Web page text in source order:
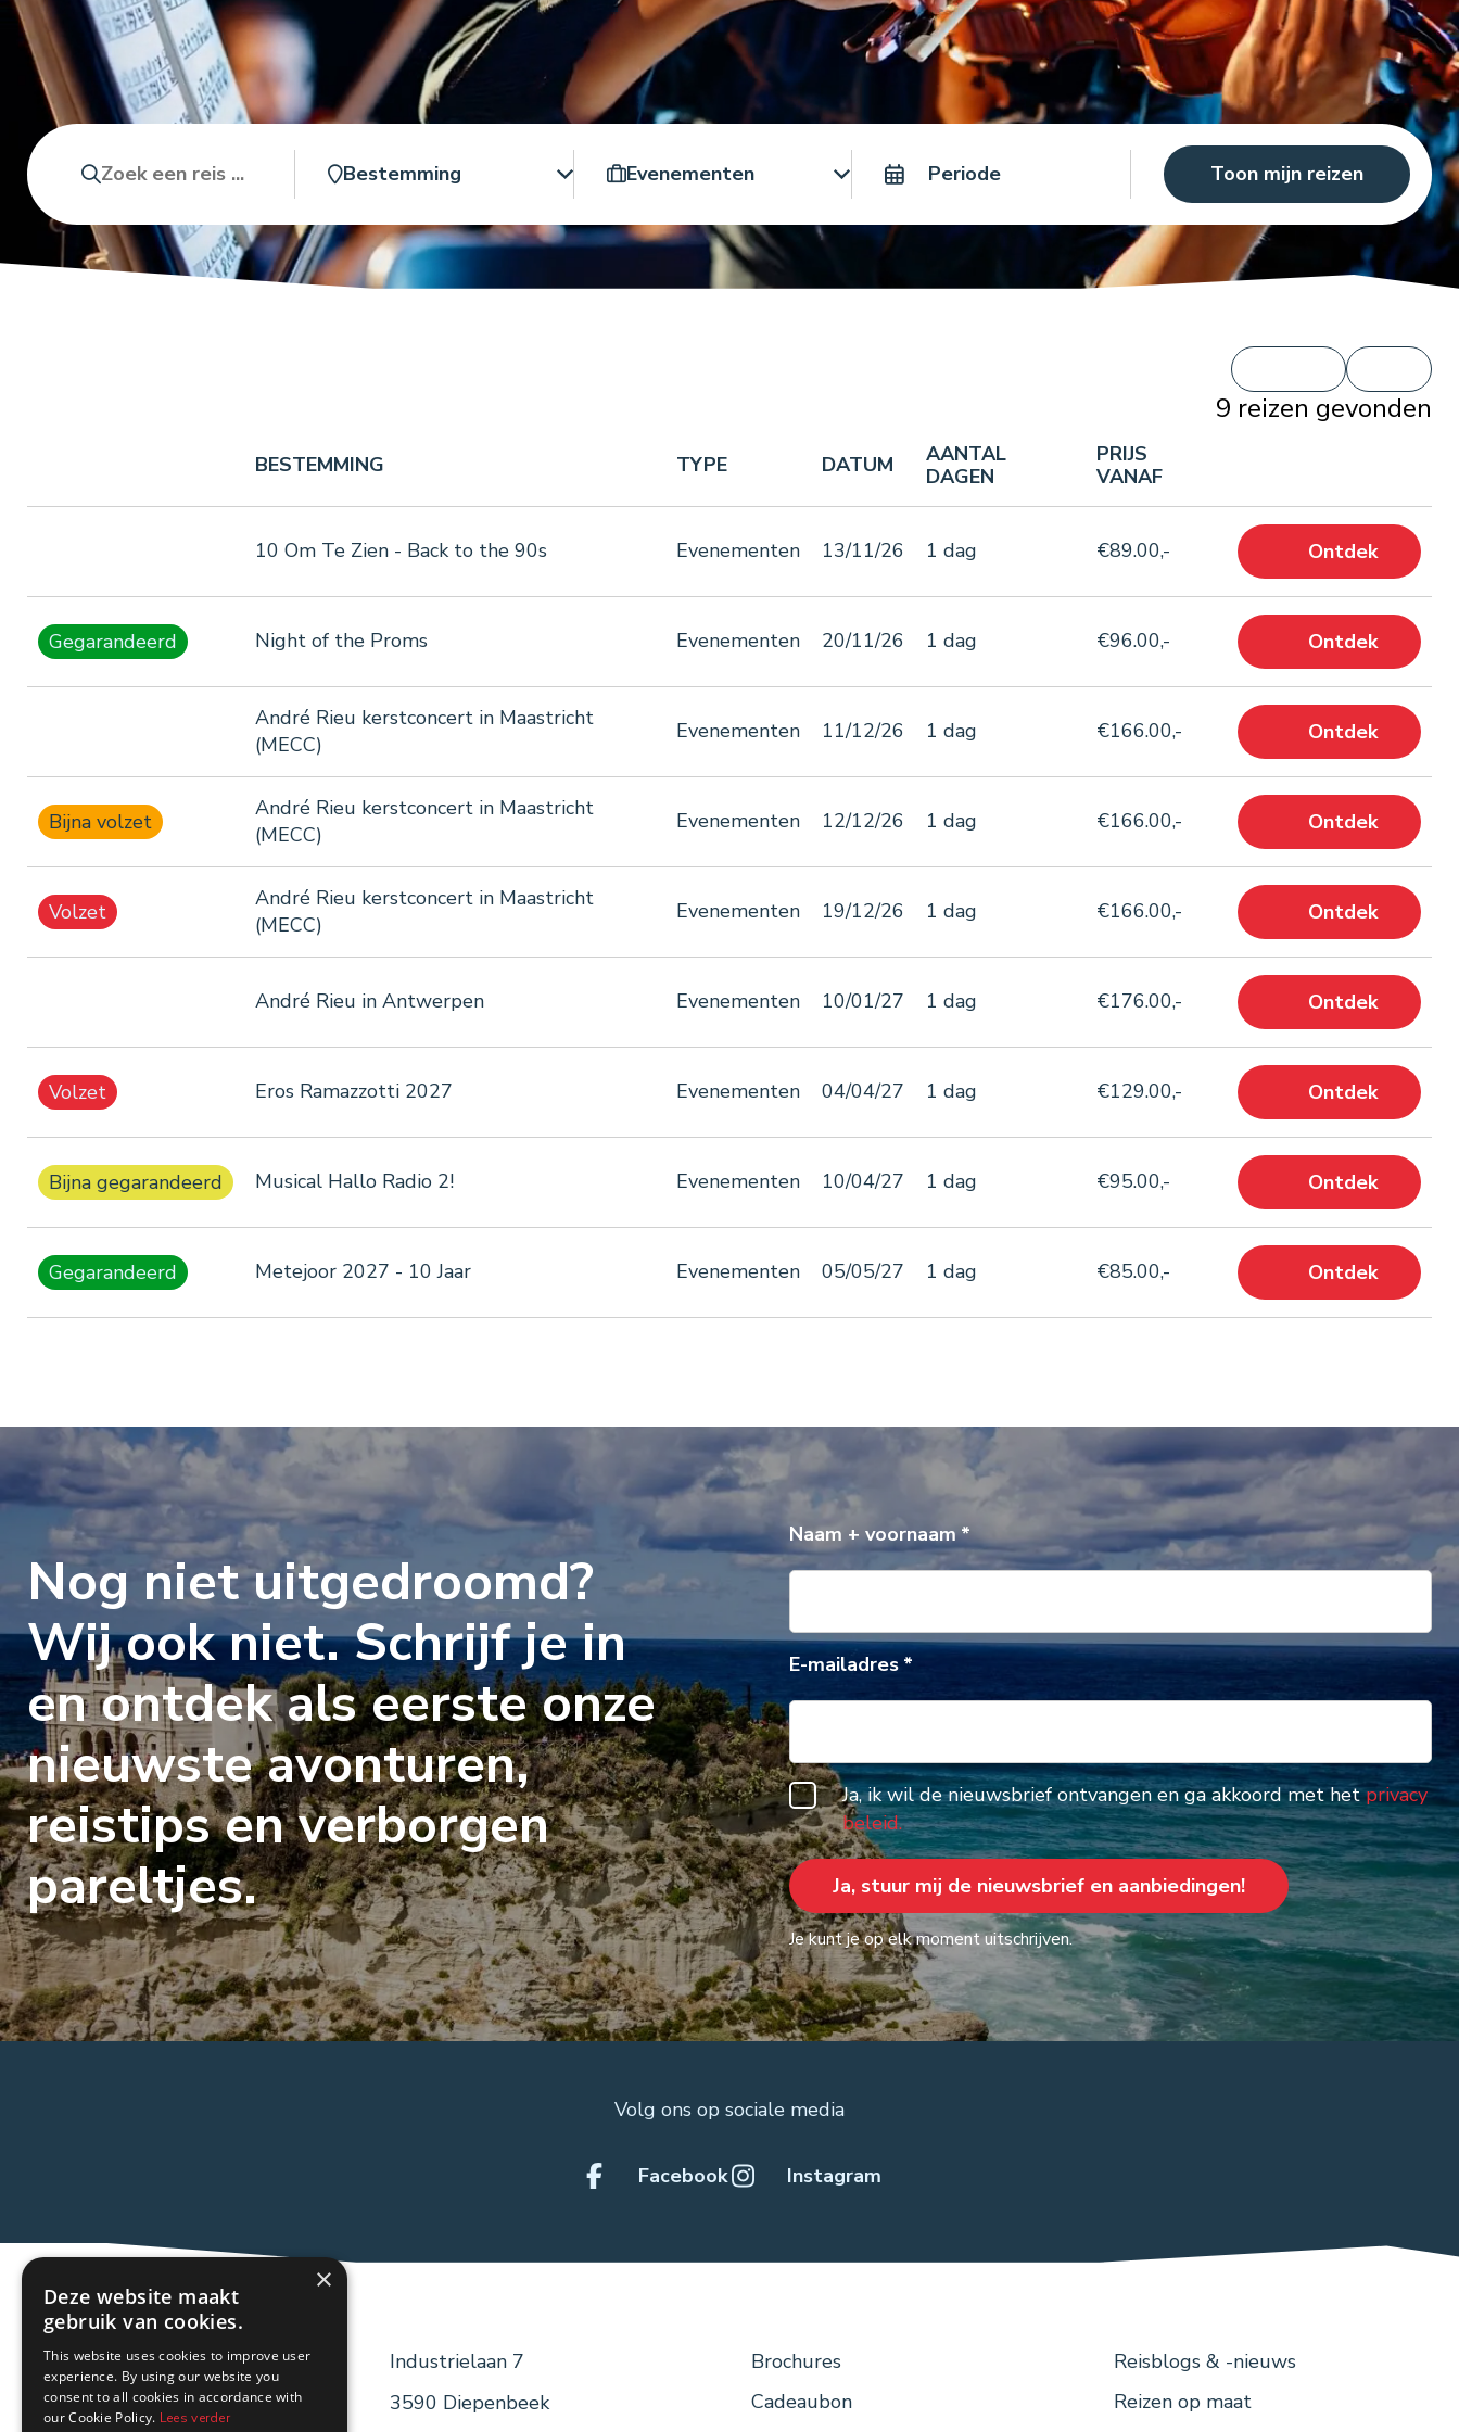
Zoeken Bestemming Reistype Toon mijn reizen
9 reizen gevonden
BESTEMMING TYPE DATUM
AANTAL
DAGEN
PRIJS
VANAF
10 Om Te Zien - Back to the 90s Evenementen 13/11/26 1 dag €89.00,- Ontdek
Gegarandeerd Night of the Proms Evenementen 20/11/26 1 dag €96.00,- Ontdek
André Rieu kerstconcert in Maastricht
(MECC)
Evenementen 11/12/26 1 dag €166.00,- Ontdek
Bijna volzet
André Rieu kerstconcert in Maastricht
(MECC)
Evenementen 12/12/26 1 dag €166.00,- Ontdek
Volzet
André Rieu kerstconcert in Maastricht
(MECC)
Evenementen 19/12/26 1 dag €166.00,- Ontdek
André Rieu in Antwerpen Evenementen 10/01/27 1 dag €176.00,- Ontdek
Volzet Eros Ramazzotti 2027 Evenementen 04/04/27 1 dag €129.00,- Ontdek
Bijna gegarandeerd Musical Hallo Radio 2! Evenementen 10/04/27 1 dag €95.00,- Ontdek
Gegarandeerd Metejoor 2027 - 10 Jaar Evenementen 05/05/27 1 dag €85.00,- Ontdek
Nog niet uitgedroomd?
Wij ook niet. Schrijf je in
en ontdek als eerste onze
nieuwste avonturen,
reistips en verborgen
pareltjes.
Naam + voornaam
E-mailadres
Ja, ik wil de nieuwsbrief ontvangen en ga akkoord met hetprivacy
beleid.
Je kunt je op elk moment uitschrijven.
Volg ons op sociale media
Facebook Instagram
Industrielaan 7
3590 Diepenbeek
Menu
voet
Brochures
Cadeaubon
Menu
voet
Reisblogs & -nieuws
Reizen op maat
×
Deze website maakt
gebruik van cookies.
This website uses cookies to improve user
experience. By using our website you
consent to all cookies in accordance with
our Cookie Policy. Lees verder